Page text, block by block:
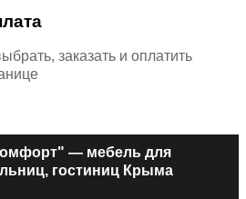
заказать и оплатить
— мебель для
гостиниц Крыма